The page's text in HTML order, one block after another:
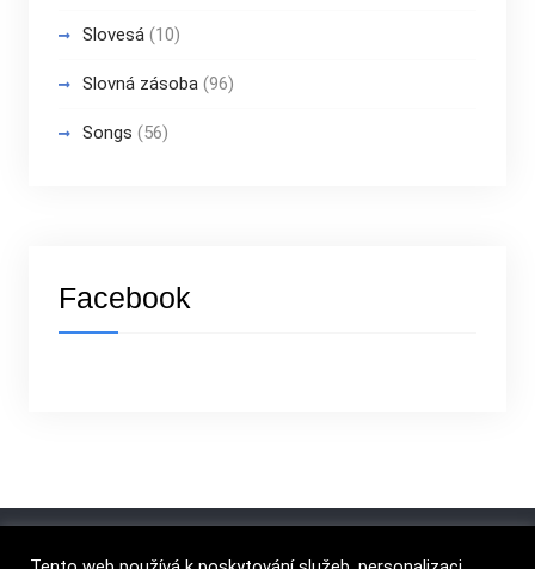
Slovesá(10)
Slovná zásoba(96)
Songs (56)
Facebook